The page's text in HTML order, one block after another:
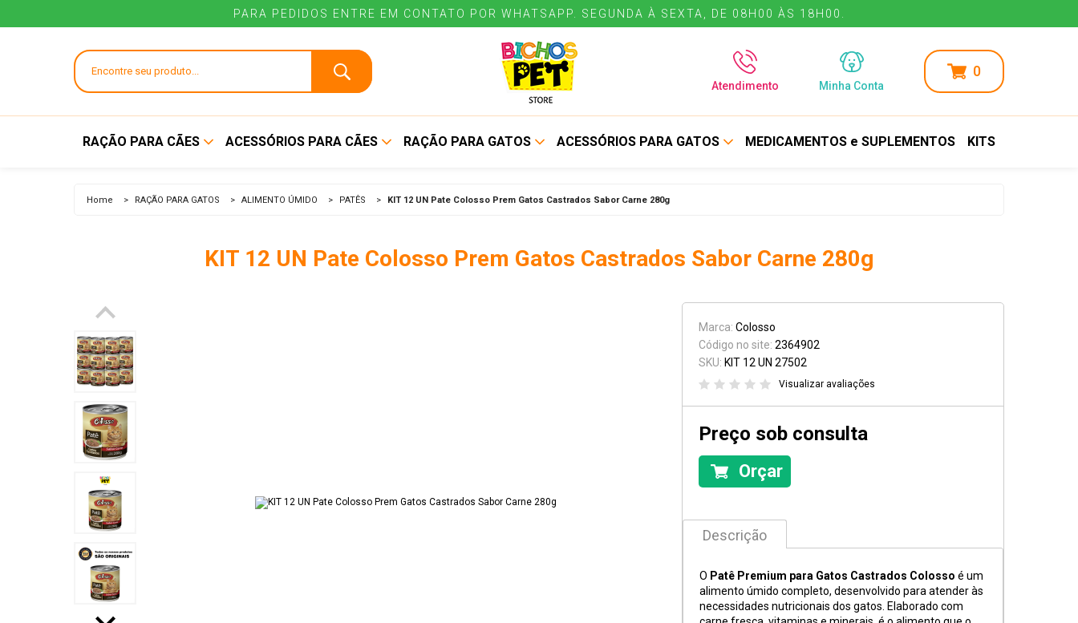
PARA PEDIDOS ENTRE EM CONTATO POR WHATSAPP. SEGUNDA À SEXTA, DE 08H00 ÀS 18H00.
PARA PEDIDOS ENTRE EM CONTATO POR WHATSAPP. SEGUNDA À SEXTA, DE 08H00 ÀS 18H00.
Atendimento Minha Conta
0
RAÇÃO PARA CÃES
ALIMENTO SECO
ACESSÓRIOS PARA CÃES
BEBEDOUROS E
COMEDOUROS
COLEIRAS E GUIAS
RAÇÃO PARA GATOS
ALIMENTO SECO
ACESSÓRIOS PARA GATOS
BEBEDOUROS E
COMEDOUROS
CUIDADOS E HIGIENE
MEDICAMENTOS e SUPLEMENTOS KITS
Home > RAÇÃO PARA GATOS > ALIMENTO ÚMIDO > PATÊS > KIT 12 UN Pate Colosso Prem Gatos Castrados Sabor Carne 280g
KIT 12 UN Pate Colosso Prem Gatos Castrados Sabor Carne 280g
Marca: Colosso
Código no site: 2364902
SKU: KIT 12 UN 27502
Visualizar avaliações
Preço sob consulta
Orçar
Descrição
O Patê Premium para Gatos Castrados Colosso é um
alimento úmido completo, desenvolvido para atender às
necessidades nutricionais dos gatos. Elaborado com